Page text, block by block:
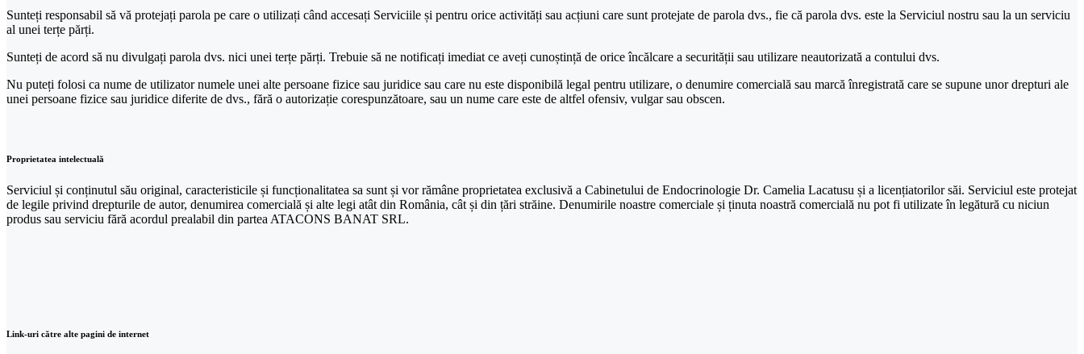
Sunteți responsabil să vă protejați parola pe care o utilizați când accesați Serviciile și pentru orice activități sau acțiuni care sunt protejate de parola dvs., fie că parola dvs. este la Serviciul nostru sau la un serviciu
al unei terțe părți.
Sunteți de acord să nu divulgați parola dvs. nici unei terțe părți. Trebuie să ne notificați imediat ce aveți cunoștință de orice încălcare a securității sau utilizare neautorizată a contului dvs.
Nu puteți folosi ca nume de utilizator numele unei alte persoane fizice sau juridice sau care nu este disponibilă legal pentru utilizare, o denumire comercială sau marcă înregistrată care se supune unor drepturi ale
unei persoane fizice sau juridice diferite de dvs., fără o autorizație corespunzătoare, sau un nume care este de altfel ofensiv, vulgar sau obscen.
Proprietatea intelectuală
Serviciul și conținutul său original, caracteristicile și funcționalitatea sa sunt și vor rămâne proprietatea exclusivă a Cabinetului de Endocrinologie Dr. Camelia Lacatusu și a licențiatorilor săi. Serviciul este protejat
de legile privind drepturile de autor, denumirea comercială și alte legi atât din România, cât și din țări străine. Denumirile noastre comerciale și ținuta noastră comercială nu pot fi utilizate în legătură cu niciun
produs sau serviciu fără acordul prealabil din partea ATACONS BANAT SRL.
Link-uri către alte pagini de internet